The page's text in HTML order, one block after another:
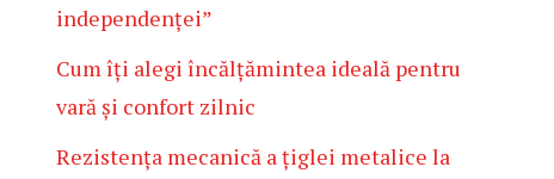
independenței”
Cum îți alegi încălțămintea ideală pentru
vară și confort zilnic
Rezistența mecanică a țiglei metalice la